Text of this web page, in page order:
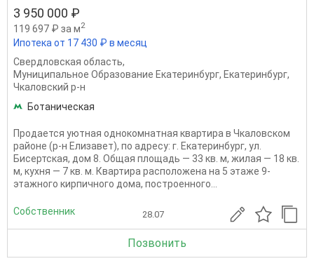
3 950 000 ₽
119 697 ₽ за м2
Ипотека от 17 430 ₽ в месяц
Свердловская область,
Муниципальное Образование Екатеринбург, Екатеринбург,
Чкаловский р-н
Ботаническая
Продается уютная однокомнатная квартира в Чкаловском
районе (р-н Елизавет), по адресу: г. Екатеринбург, ул.
Бисертская, дом 8. Общая площадь — 33 кв. м, жилая — 18 кв.
м, кухня — 7 кв. м. Квартира расположена на 5 этаже 9-
этажного кирпичного дома, построенного...
Собственник 28.07
Позвонить